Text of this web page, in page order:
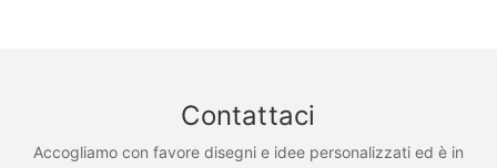
Contattaci
Accogliamo con favore disegni e idee personalizzati ed è in